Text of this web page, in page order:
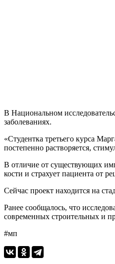
В Национальном
заболеваниях.
«Студентка третьего курса
постепенно растворяется,
В отличие от существующих
кости и страхует пациента от
Сейчас проект находится на
Ранее сообщалось, что
современных строительных и
#мп